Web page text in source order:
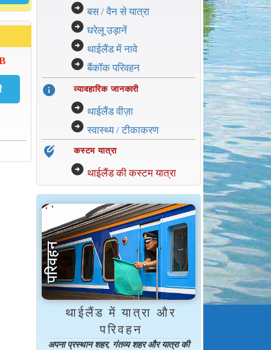
arrow_circle_right बस / वैन से यात्रा
arrow_circle_right घरेलू उड़ानें
arrow_circle_right थाईलैंड में नावे
arrow_circle_right बैंकॉक परिवहन
info व्यावहारिक जानकारी
arrow_circle_right थाईलैंड वीज़ा
arrow_circle_right स्वास्थ्य / टीकाकरण
edit_location_alt कस्टम यात्रा
arrow_circle_right थाईलैंड की कस्टम यात्रा
थाईलैंड में यात्रा और
परिवहन
अपना प्रस्थान शहर, गंतव्य शहर और यात्रा की